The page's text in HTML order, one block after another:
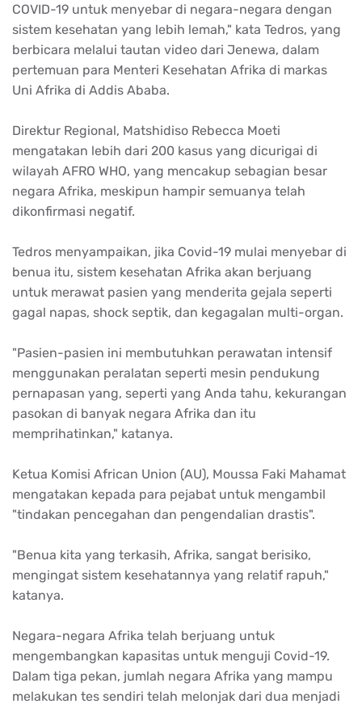
COVID-19 untuk menyebar di negara-negara dengan
sistem kesehatan yang lebih lemah," kata Tedros, yang
berbicara melalui tautan video dari Jenewa, dalam
pertemuan para Menteri Kesehatan Afrika di markas
Uni Afrika di Addis Ababa.
Direktur Regional, Matshidiso Rebecca Moeti
mengatakan lebih dari 200 kasus yang dicurigai di
wilayah AFRO WHO, yang mencakup sebagian besar
negara Afrika, meskipun hampir semuanya telah
dikonfirmasi negatif.
Tedros menyampaikan, jika Covid-19 mulai menyebar di
benua itu, sistem kesehatan Afrika akan berjuang
untuk merawat pasien yang menderita gejala seperti
gagal napas, shock septik, dan kegagalan multi-organ.
"Pasien-pasien ini membutuhkan perawatan intensif
menggunakan peralatan seperti mesin pendukung
pernapasan yang, seperti yang Anda tahu, kekurangan
pasokan di banyak negara Afrika dan itu
memprihatinkan," katanya.
Ketua Komisi African Union (AU), Moussa Faki Mahamat
mengatakan kepada para pejabat untuk mengambil
"tindakan pencegahan dan pengendalian drastis".
"Benua kita yang terkasih, Afrika, sangat berisiko,
mengingat sistem kesehatannya yang relatif rapuh,"
katanya.
Negara-negara Afrika telah berjuang untuk
mengembangkan kapasitas untuk menguji Covid-19.
Dalam tiga pekan, jumlah negara Afrika yang mampu
melakukan tes sendiri telah melonjak dari dua menjadi